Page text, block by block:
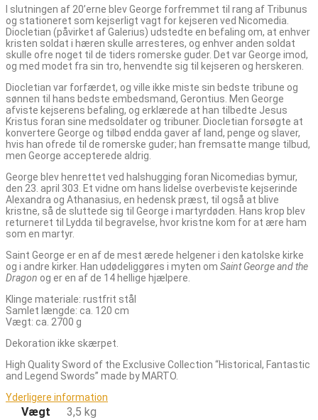
I slutningen af 20’erne blev George forfremmet til rang af Tribunus
og stationeret som kejserligt vagt for kejseren ved Nicomedia.
Diocletian (påvirket af Galerius) udstedte en befaling om, at enhver
kristen soldat i hæren skulle arresteres, og enhver anden soldat
skulle ofre noget til de tiders romerske guder. Det var George imod,
og med modet fra sin tro, henvendte sig til kejseren og herskeren.
Diocletian var forfærdet, og ville ikke miste sin bedste tribune og
sønnen til hans bedste embedsmand, Gerontius. Men George
afviste kejserens befaling, og erklærede at han tilbedte Jesus
Kristus foran sine medsoldater og tribuner. Diocletian forsøgte at
konvertere George og tilbød endda gaver af land, penge og slaver,
hvis han ofrede til de romerske guder; han fremsatte mange tilbud,
men George accepterede aldrig.
George blev henrettet ved halshugging foran Nicomedias bymur,
den 23. april 303. Et vidne om hans lidelse overbeviste kejserinde
Alexandra og Athanasius, en hedensk præst, til også at blive
kristne, så de sluttede sig til George i martyrdøden. Hans krop blev
returneret til Lydda til begravelse, hvor kristne kom for at ære ham
som en martyr.
Saint George er en af de mest ærede helgener i den katolske kirke
og i andre kirker. Han udødeliggøres i myten om Saint George and the
Dragon og er en af de 14 hellige hjælpere.
Klinge materiale: rustfrit stål
Samlet længde: ca. 120 cm
Vægt: ca. 2700 g
Dekoration ikke skærpet.
High Quality Sword of the Exclusive Collection “Historical, Fantastic
and Legend Swords” made by MARTO.
Yderligere information
Vægt 3,5 kg